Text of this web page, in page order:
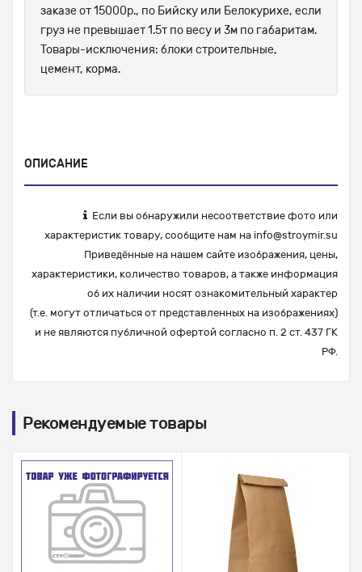
заказе от 15000р., по Бийску или Белокурихе, если
груз не превышает 1.5т по весу и 3м по габаритам.
Товары-исключения: блоки строительные,
цемент, корма.
ОПИСАНИЕ
Если вы обнаружили несоответствие фото или
характеристик товару, сообщите нам на info@stroymir.su
Приведённые на нашем сайте изображения, цены,
характеристики, количество товаров, а также информация
об их наличии носят ознакомительный характер
(т.е. могут отличаться от представленных на изображениях)
и не являются публичной офертой согласно п. 2 ст. 437 ГК
РФ.
Рекомендуемые товары